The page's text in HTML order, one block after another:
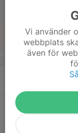
17
Vi använder
webbplats
även för